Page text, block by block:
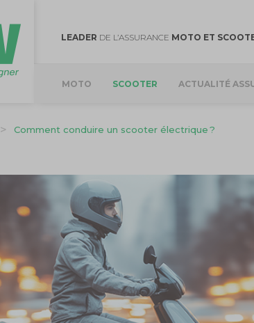
LEADER DE L’ASSURANCE MOTO ET
MOTO SCOOTER ACTUALITÉ
> Comment conduire un scooter électrique ?